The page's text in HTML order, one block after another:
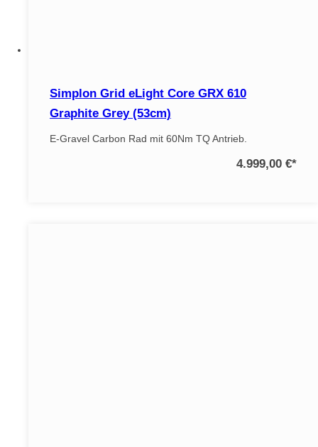
Simplon Grid eLight Core GRX 610
Graphite Grey (53cm)
E-Gravel Carbon Rad mit 60Nm TQ Antrieb.
4.999,00 €*